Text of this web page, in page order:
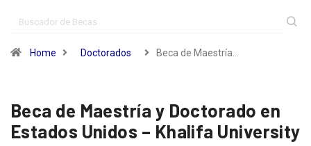
Home Doctorados Beca de Maestría…
Beca de Maestría y Doctorado en
Estados Unidos – Khalifa University